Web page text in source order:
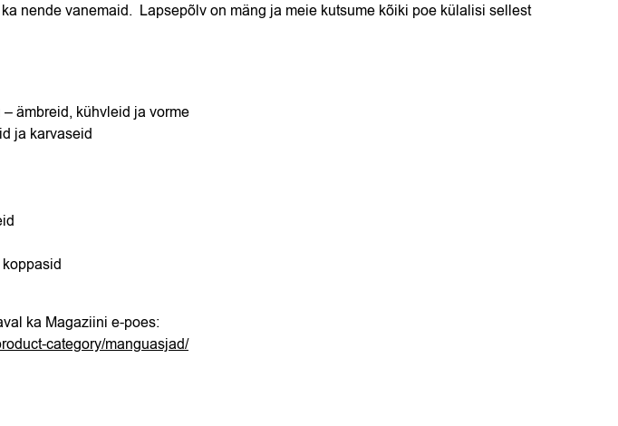
nende vanemaid. Lapsepõlv on mäng ja meie kutsume kõiki poe külalisi sellest
ämbreid, kühvleid ja vorme
ja karvaseid
ka Magaziini e-poes:
category/manguasjad/